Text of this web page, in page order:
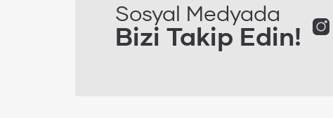
Sosyal Medyada
Bizi Takip Edin!